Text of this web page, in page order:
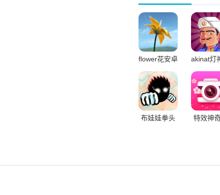
flower花安卓
akinat灯
布娃娃拳头
特效神